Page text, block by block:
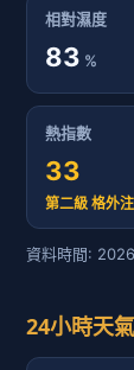
相對濕度
83 %
熱指數
33
第二級 格外
資料時間:
24小時天